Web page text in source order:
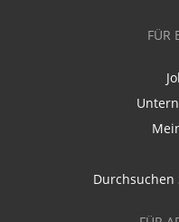
FÜR
Durchsuchen